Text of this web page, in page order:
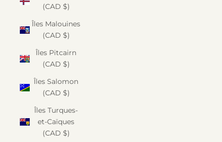
(CAD $)
Îles Malouines
(CAD $)
Îles Pitcairn
(CAD $)
Îles Salomon
(CAD $)
Îles Turques-
et-Caïques
(CAD $)